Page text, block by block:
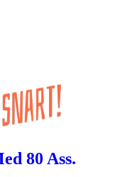
80 Ass.